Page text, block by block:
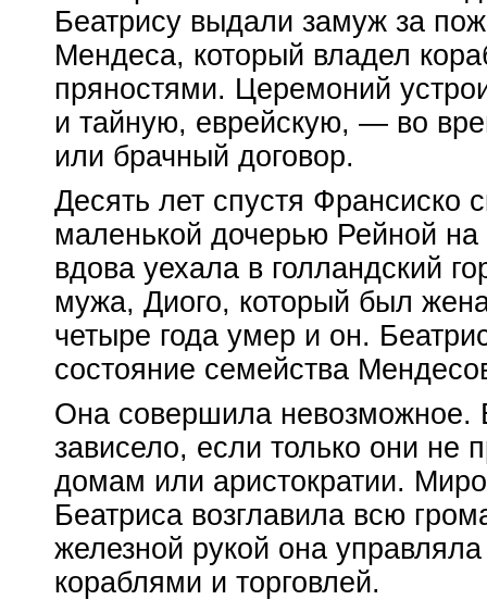
Беатрису выдали замуж за
Мендеса, который владел
пряностями. Церемоний
и тайную, еврейскую, — во
или брачный договор.
Десять лет спустя Франсиско
маленькой дочерью Рейной
вдова уехала в голландский
мужа, Диого, который был
четыре года умер и он.
состояние семейства
Она совершила невозможное.
зависело, если только они не
домам или аристократии.
Беатриса возглавила всю
железной рукой она
кораблями и торговлей.